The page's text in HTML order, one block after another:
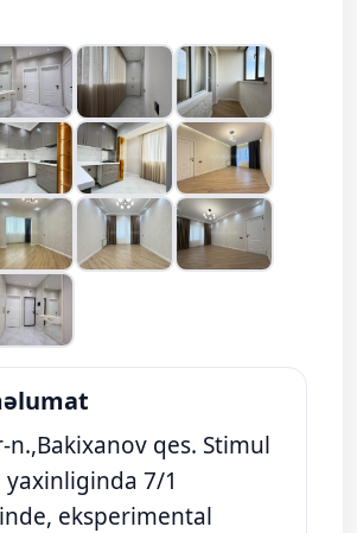
n.,Bakixanov qes. Stimul
7/1
eksperimental